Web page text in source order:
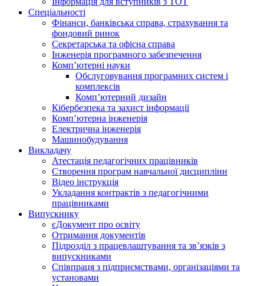
Спеціальності
Фінанси, банківська справа, страхування та
фондовий ринок
Секретарська та офісна справа
Інженерія програмного забезпечення
Комп’ютерні науки
Обслуговування програмних систем і
комплексів
Комп’ютерний дизайн
Кібербезпека та захист інформації
Комп’ютерна інженерія
Електрична інженерія
Машинобудування
Викладачу
Атестація педагогічних працівників
Створення програм навчальної дисципліни
Відео інструкція
Укладання контрактів з педагогічними
працівниками
Випускнику
єДокумент про освіту
Отримання документів
Підрозділ з працевлаштування та зв’язків з
випускниками
Співпраця з підприємствами, організаціями та
установами